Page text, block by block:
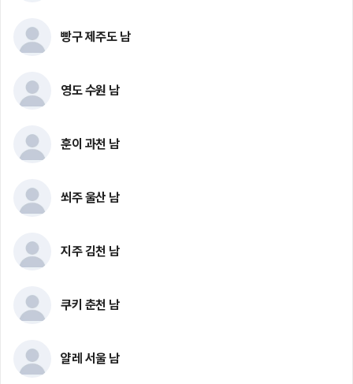
빵구 제주도 남
영도 수원 남
훈이 과천 남
쐬주 울산 남
지주 김천 남
쿠키 춘천 남
얄레 서울 남